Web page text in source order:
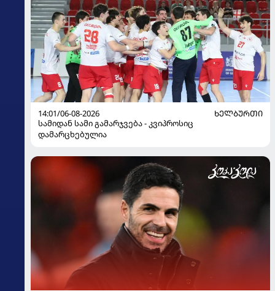
14:01/06-08-2026
ᲮᲔᲚᲑᲣᲠᲗᲘ
სამიდან სამი გამარჯვება - კვიპროსიც
დამარცხებულია